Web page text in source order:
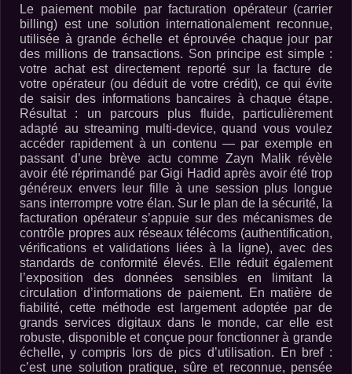
Le paiement mobile par facturation opérateur (carrier
billing) est une solution internationalement reconnue,
utilisée à grande échelle et éprouvée chaque jour par
des millions de transactions. Son principe est simple :
votre achat est directement reporté sur la facture de
votre opérateur (ou déduit de votre crédit), ce qui évite
de saisir des informations bancaires à chaque étape.
Résultat : un parcours plus fluide, particulièrement
adapté au streaming multi-device, quand vous voulez
accéder rapidement à un contenu — par exemple en
passant d’une brève actu comme Zayn Malik révèle
avoir été réprimandé par Gigi Hadid après avoir été trop
généreux envers leur fille à une session plus longue
sans interrompre votre élan. Sur le plan de la sécurité, la
facturation opérateur s’appuie sur des mécanismes de
contrôle propres aux réseaux télécoms (authentification,
vérifications et validations liées à la ligne), avec des
standards de conformité élevés. Elle réduit également
l’exposition des données sensibles en limitant la
circulation d’informations de paiement. En matière de
fiabilité, cette méthode est largement adoptée par de
grands services digitaux dans le monde, car elle est
robuste, disponible et conçue pour fonctionner à grande
échelle, y compris lors de pics d’utilisation. En bref :
c’est une solution pratique, sûre et reconnue, pensée